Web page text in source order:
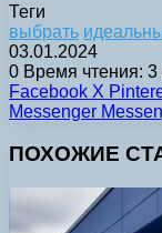
Теги
выбрать
03.01.2024
0 Время чтения: 3
Facebook X
Messenger
ПОХОЖИЕ